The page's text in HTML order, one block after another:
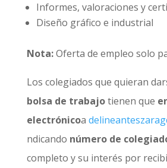
Informes, valoraciones y
Diseño gráfico e industrial
Nota:Oferta de empleo solo
Los colegiados que quieran
bolsa de trabajotienen que
electrónicoa
ndicando número de
completo y su interés por